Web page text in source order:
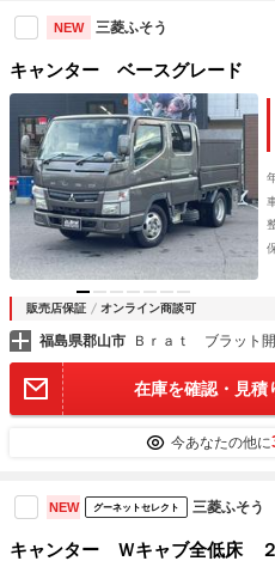
NEW 三菱ふそう
キャンター ベースグレード
販売店保証 オンライン商談可
福島県郡山市 Ｂｒａｔ ブラット
在庫を確認・見積
今あなたの他に
NEW グーネットセレクト 三菱ふそう
キャンター Ｗキャブ全低床